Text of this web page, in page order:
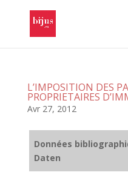
L’IMPOSITION DES
PROPRIETAIRES
Avr 27, 2012
Données
Daten